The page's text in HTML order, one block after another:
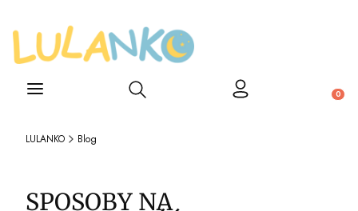
Otwórz wyszukiwarkę
LULANKO Blog
SPOSOBY NA